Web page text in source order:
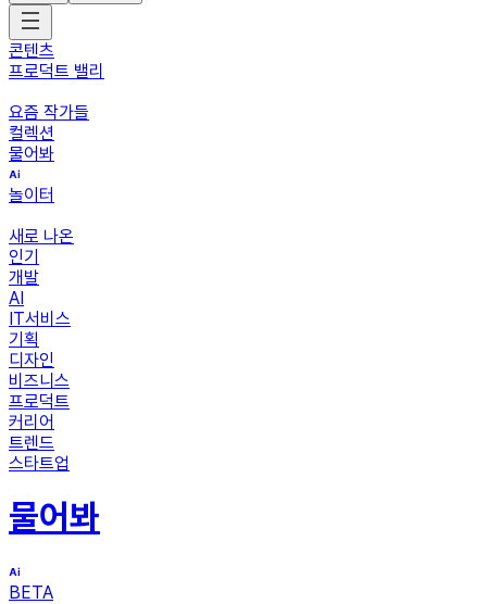
콘텐츠
프로덕트 밸리
요즘 작가들
컬렉션
물어봐
놀이터
새로 나온
인기
개발
AI
IT서비스
기획
디자인
비즈니스
프로덕트
커리어
트렌드
스타트업
물어봐
BETA